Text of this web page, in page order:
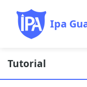
Ipa
Tutorial